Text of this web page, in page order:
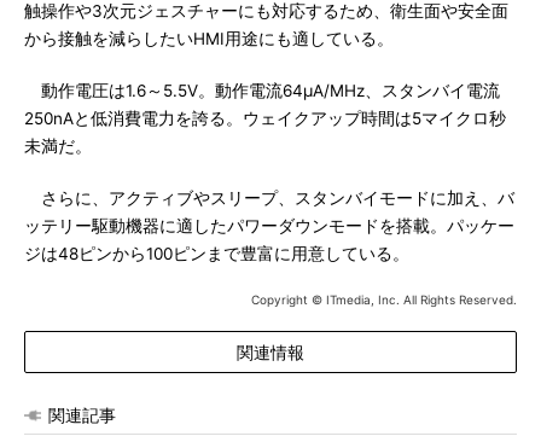
触操作や3次元ジェスチャーにも対応するため、衛生面や安全面
から接触を減らしたいHMI用途にも適している。
動作電圧は1.6～5.5V。動作電流64μA/MHz、スタンバイ電流
250nAと低消費電力を誇る。ウェイクアップ時間は5マイクロ秒
未満だ。
さらに、アクティブやスリープ、スタンバイモードに加え、バ
ッテリー駆動機器に適したパワーダウンモードを搭載。パッケー
ジは48ピンから100ピンまで豊富に用意している。
Copyright © ITmedia, Inc. All Rights Reserved.
関連情報
関連記事